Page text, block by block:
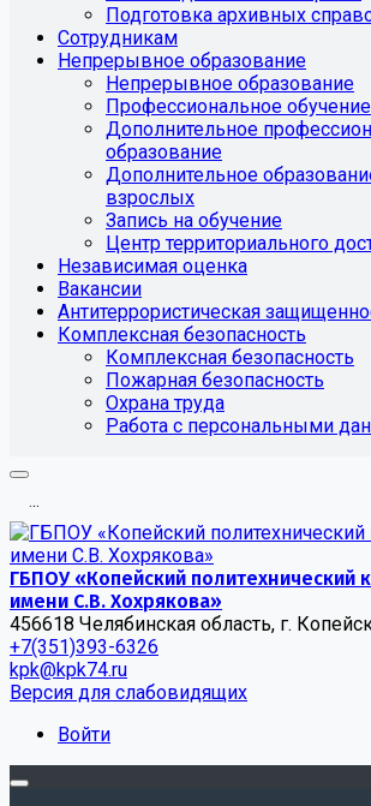
Подготовка архивных
Сотрудникам
Непрерывное образование
Непрерывное образование
Профессиональное обучение
Дополнительное
образование
Дополнительное
взрослых
Запись на обучение
Центр территориального
Независимая оценка
Вакансии
Антитеррористическая
Комплексная безопасность
Комплексная безопасность
Пожарная безопасность
Охрана труда
Работа с персональными
...
ГБПОУ «Копейский политехнический
имени С.В. Хохрякова»
456618 Челябинская область, г.
+7(351)393-6326
kpk@kpk74.ru
Версия для слабовидящих
Войти